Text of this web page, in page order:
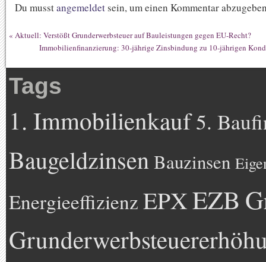
Du musstangemeldet sein, um einen Kommentar
« Aktuell: Verstößt Grunderwerbsteuer auf Bauleistungen gegen EU-Recht?
Immobilienfinanzierung: 30-jährige Zinsbindung zu 10-jährigen
Tags
1. Immobilienkauf5.
BaugeldzinsenBauzinsen
Energieeffizienz EPXEZB